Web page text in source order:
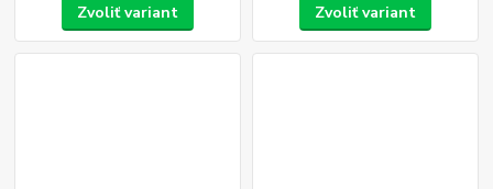
Zvoliť variant Zvoliť variant